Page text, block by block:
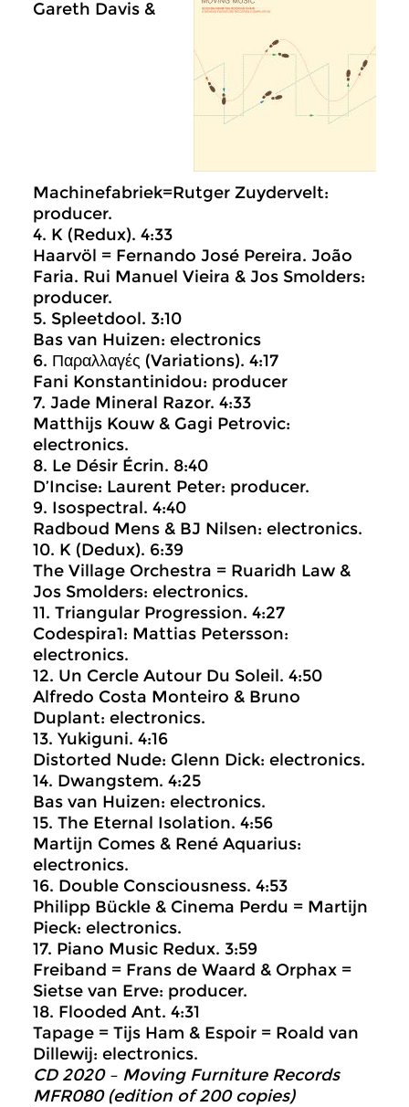
Gareth Davis &
Machinefabriek=Rutger Zuydervelt:
producer.
4. K (Redux). 4:33
Haarvöl = Fernando José Pereira. João
Faria. Rui Manuel Vieira & Jos Smolders:
producer.
5. Spleetdool. 3:10
Bas van Huizen: electronics
6. Παραλλαγές (Variations). 4:17
Fani Konstantinidou: producer
7. Jade Mineral Razor. 4:33
Matthijs Kouw & Gagi Petrovic:
electronics.
8. Le Désir Écrin. 8:40
D’Incise: Laurent Peter: producer.
9. Isospectral. 4:40
Radboud Mens & BJ Nilsen: electronics.
10. K (Dedux). 6:39
The Village Orchestra = Ruaridh Law &
Jos Smolders: electronics.
11. Triangular Progression. 4:27
Codespira1: Mattias Petersson:
electronics.
12. Un Cercle Autour Du Soleil. 4:50
Alfredo Costa Monteiro & Bruno
Duplant: electronics.
13. Yukiguni. 4:16
Distorted Nude: Glenn Dick: electronics.
14. Dwangstem. 4:25
Bas van Huizen: electronics.
15. The Eternal Isolation. 4:56
Martijn Comes & René Aquarius:
electronics.
16. Double Consciousness. 4:53
Philipp Bückle & Cinema Perdu = Martijn
Pieck: electronics.
17. Piano Music Redux. 3:59
Freiband = Frans de Waard & Orphax =
Sietse van Erve: producer.
18. Flooded Ant. 4:31
Tapage = Tijs Ham & Espoir = Roald van
Dillewij: electronics.
CD 2020 – Moving Furniture Records
MFR080 (edition of 200 copies)